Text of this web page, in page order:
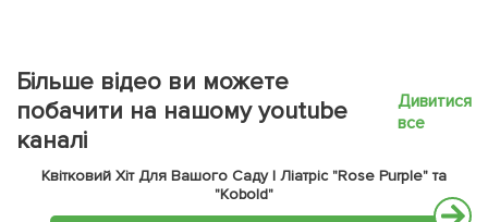
Більше відео ви можете
побачити на нашому youtube
каналі
Дивитися
все
Квітковий Хіт Для Вашого Саду | Ліатріс "Rose Purple" та
"Kobold"